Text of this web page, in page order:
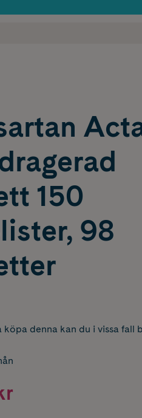
150
98
köpa denna kan du i vissa fall